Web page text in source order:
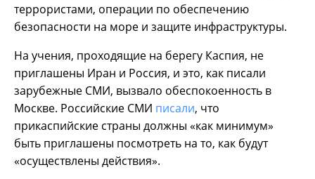
террористами, операции по обеспечению
безопасности на море и защите инфраструктуры.
На учения, проходящие на берегу Каспия, не
приглашены Иран и Россия, и это, как писали
зарубежные СМИ, вызвало обеспокоенность в
Москве. Российские СМИ писали, что
прикаспийские страны должны «как минимум»
быть приглашены посмотреть на то, как будут
«осуществлены действия».